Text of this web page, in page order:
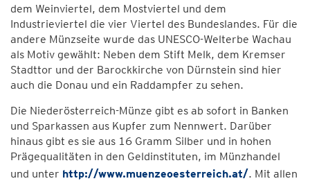
dem Weinviertel, dem Mostviertel und dem
Industrieviertel die vier Viertel des Bundeslandes. Für die
andere Münzseite wurde das UNESCO-Welterbe Wachau
als Motiv gewählt: Neben dem Stift Melk, dem Kremser
Stadttor und der Barockkirche von Dürnstein sind hier
auch die Donau und ein Raddampfer zu sehen.
Die Niederösterreich-Münze gibt es ab sofort in Banken
und Sparkassen aus Kupfer zum Nennwert. Darüber
hinaus gibt es sie aus 16 Gramm Silber und in hohen
Prägequalitäten in den Geldinstituten, im Münzhandel
und unter http://www.muenzeoesterreich.at/. Mit allen